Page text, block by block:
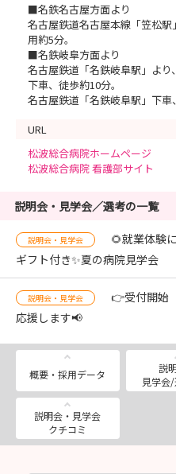
■名鉄名古屋方面より
名古屋鉄道名古屋本線「笠松
用約5分。
■名鉄岐阜方面より
名古屋鉄道「名鉄岐阜駅」より
下車、徒歩約10分。
名古屋鉄道「名鉄岐阜駅」下車
URL
松波総合病院ホームページ
松波総合病院 看護部サイト
説明会・見学会／選考の一覧
説明会・見学会
🌻就業体験
ギフト付き✨夏の病院見学会
説明会・見学会
👉受付開始
応援します📢
概要・採用データ
説
見学会
説明会・見学会
クチコミ